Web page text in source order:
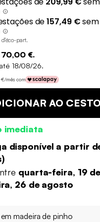
part.
70,00 €.
18/08/26.
€/mês com
AO CESTO
imediata
disponível a partir
)
quarta-feira, 19
26 de agosto
madeira de pinho